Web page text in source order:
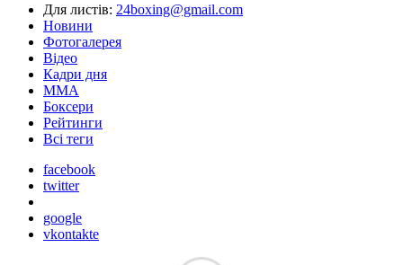
Для листів: 24boxing@gmail.com
Новини
Фотогалерея
Відео
Кадри дня
ММА
Боксери
Рейтинги
Всі теги
facebook
twitter
google
vkontakte